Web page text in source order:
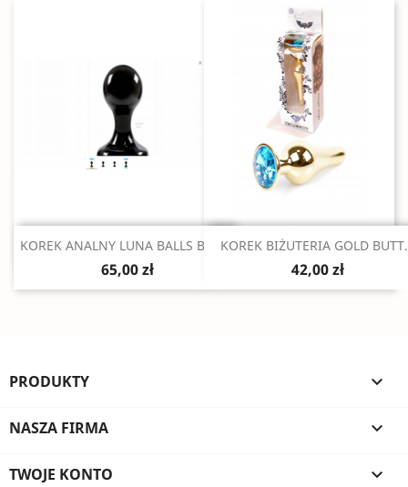
Szybki podgląd
KOREK ANALNY LUNA BALLS BLACK
65,00 zł
Szybki podgląd
KOREK BIŻUTERIA GOLD
42,00 zł
PRODUKTY 
NASZA FIRMA 
TWOJE KONTO 